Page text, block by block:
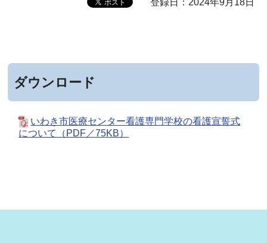
登録日：2024年9月18日
ダウンロード
いわき市医療センター看護専門学校の看護宣誓式
について（PDF／75KB）